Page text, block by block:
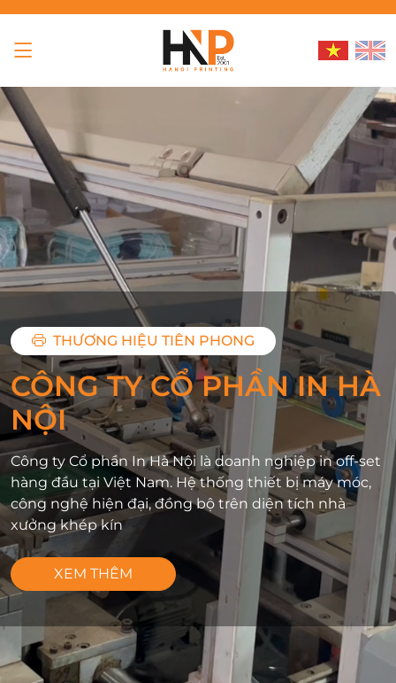
THƯƠNG HIỆU TIÊN PHONG
CÔNG TY CỔ PHẦN IN HÀ
NỘI
Công ty Cổ phần In Hà Nội là doanh nghiệp in off-set
hàng đầu tại Việt Nam. Hệ thống thiết bị máy móc,
công nghệ hiện đại, đồng bộ trên diện tích nhà
xưởng khép kín
XEM THÊM